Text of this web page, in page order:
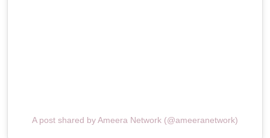
A post shared by Ameera Network (@ameeranetwork)